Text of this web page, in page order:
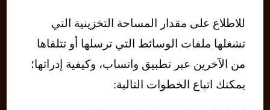
للاطلاع على مقدار المساحة التخزينية التي
تشغلها ملفات الوسائط التي ترسلها أو تتلقاها
من الآخرين عبر تطبيق واتساب، وكيفية إدراتها؛
يمكنك اتباع الخطوات التالية: